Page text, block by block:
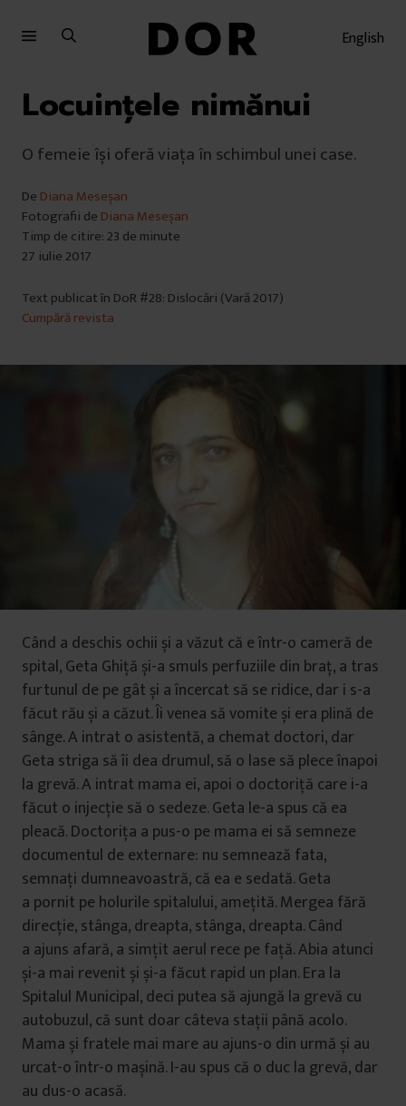
English
Locuințele nimănui
O femeie își oferă viața în schimbul unei case.
De Diana Meseșan
Fotografii de Diana Meseșan
Timp de citire: 23 de minute
27 iulie 2017
Text publicat în DoR #28: Dislocări (Vară 2017)
Cumpără revista
Când a deschis ochii și a văzut că e într-o cameră de
spital, Geta Ghiță și-a smuls perfuziile din braț, a tras
furtunul de pe gât și a încercat să se ridice, dar i s-a
făcut rău și a căzut. Îi venea să vomite și era plină de
sânge. A intrat o asistentă, a chemat doctori, dar
Geta striga să îi dea drumul, să o lase să plece înapoi
la grevă. A intrat mama ei, apoi o doctoriță care i-a
făcut o injecție să o sedeze. Geta le-a spus că ea
pleacă. Doctorița a pus-o pe mama ei să semneze
documentul de externare: nu semnează fata,
semnați dumneavoastră, că ea e sedată. Geta
a pornit pe holurile spitalului, amețită. Mergea fără
direcție, stânga, dreapta, stânga, dreapta. Când
a ajuns afară, a simțit aerul rece pe față. Abia atunci
și-a mai revenit și și-a făcut rapid un plan. Era la
Spitalul Municipal, deci putea să ajungă la grevă cu
autobuzul, că sunt doar câteva stații până acolo.
Mama și fratele mai mare au ajuns-o din urmă și au
urcat-o într-o mașină. I-au spus că o duc la grevă, dar
au dus-o acasă.